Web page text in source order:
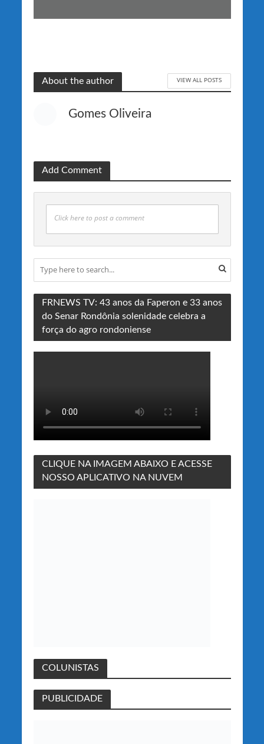
About the author VIEW ALL POSTS
Gomes Oliveira
Add Comment
Click here to post a comment
FRNEWS TV: 43 anos da Faperon e 33 anos
do Senar Rondônia solenidade celebra a
força do agro rondoniense
CLIQUE NA IMAGEM ABAIXO E ACESSE
NOSSO APLICATIVO NA NUVEM
COLUNISTAS
PUBLICIDADE